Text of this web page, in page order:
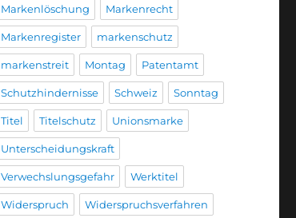
Markenlöschung Markenrecht
Markenregister markenschutz
markenstreit Montag Patentamt
Schutzhindernisse Schweiz Sonntag
Titel Titelschutz Unionsmarke
Unterscheidungskraft
Verwechslungsgefahr Werktitel
Widerspruch Widerspruchsverfahren